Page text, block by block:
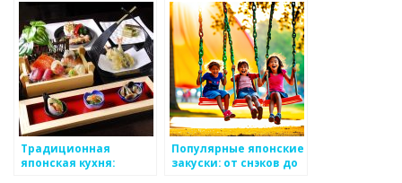
Традиционная
японская кухня:
Популярные японские
закуски: от снэков до